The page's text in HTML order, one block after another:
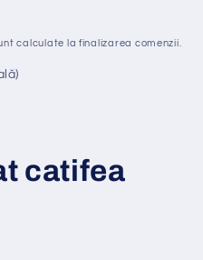
calculate la finalizarea comenzii.
catifea